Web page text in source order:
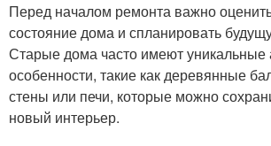
Перед началом ремонта важно
состояние дома и спланировать
Старые дома часто имеют уникальные
особенности, такие как деревянные
стены или печи, которые можно
новый интерьер.